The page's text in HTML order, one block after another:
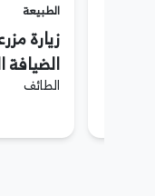
الطبيعة
زيارة
المزرعة
الأخرى.
الطائف